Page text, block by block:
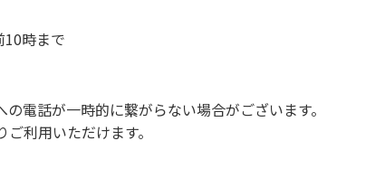
時まで
話が一時的に繋がらない場合がございます。
利用いただけます。